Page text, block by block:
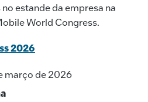
estande da empresa na
World Congress.
2026
março de 2026